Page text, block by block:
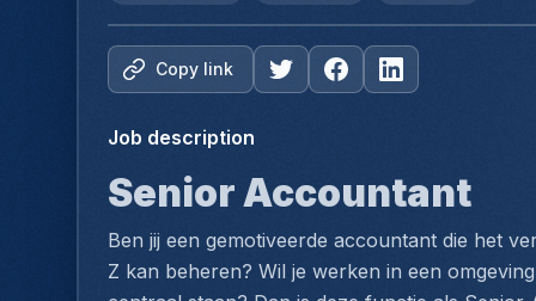
Copy link
Job description
Senior Accountant
Ben jij een gemotiveerde accountant die het
Z kan beheren? Wil je werken in een